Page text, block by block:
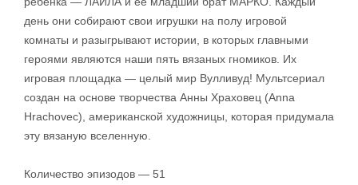
день они собирают свои игрушки на полу игровой
комнаты и разыгрывают истории, в которых главными
героями являются наши пять вязаных гномиков. Их
игровая площадка — целый мир Вулливуд! Мультсериал
создан на основе творчества Анны Храховец (Anna
Hrachovec), американской художницы, которая придумала
эту вязаную вселенную.
Количество эпизодов — 51